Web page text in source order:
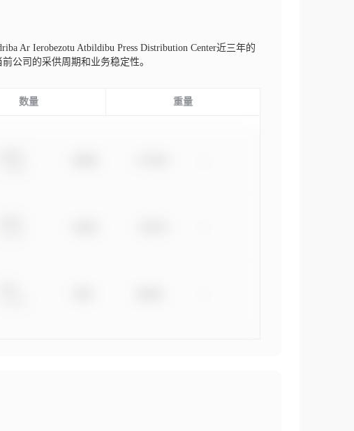
Ar Ierobezotu Atbildibu Press Distribution Center近三年的
公司的采供周期和业务稳定性。
数量 重量